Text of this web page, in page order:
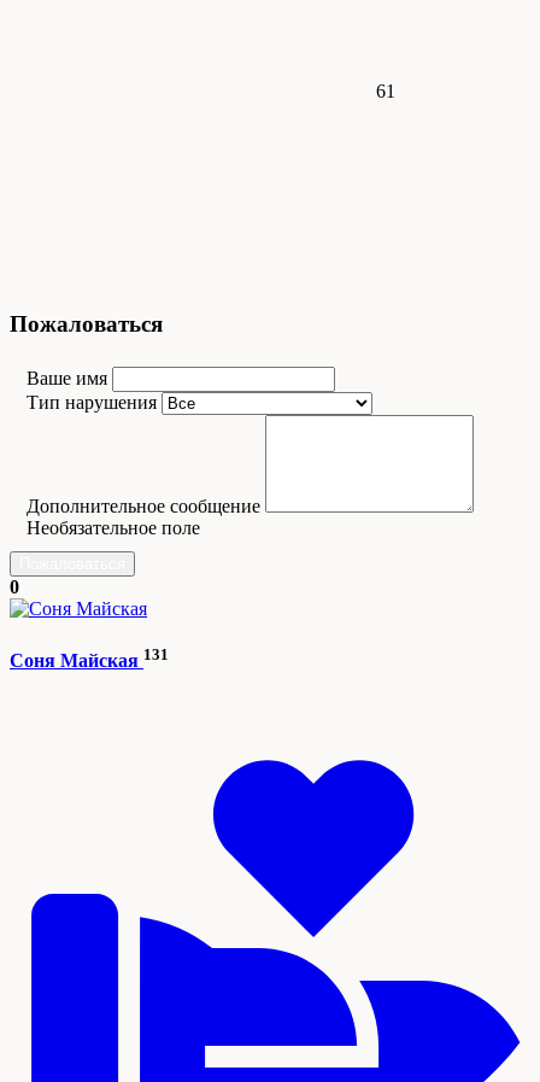
61
Пожаловаться
Ваше имя
Тип нарушения
Дополнительное сообщение
Необязательное поле
0
Соня Майская 131